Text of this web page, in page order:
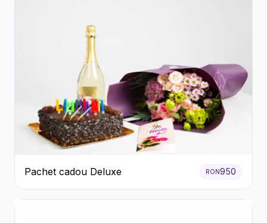
Pachet cadou Deluxe RON950